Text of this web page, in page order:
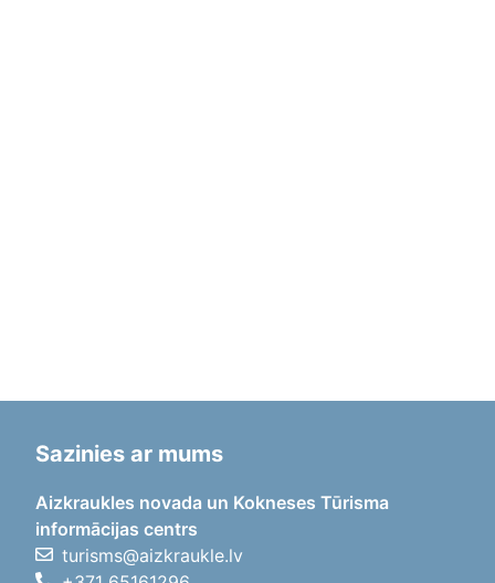
Sazinies ar mums
Aizkraukles novada un Kokneses Tūrisma
informācijas centrs
turisms@aizkraukle.lv